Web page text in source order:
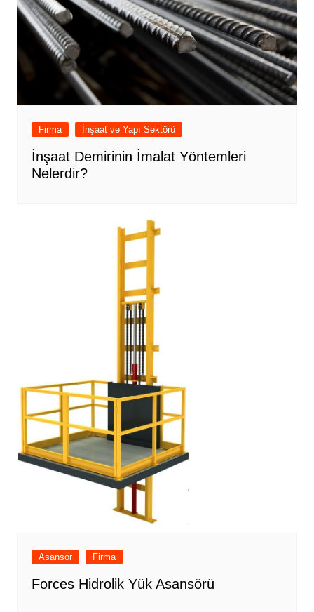
Firma İnşaat ve Yapı Sektörü
İnşaat Demirinin İmalat Yöntemleri
Nelerdir?
Asansör Firma
Forces Hidrolik Yük Asansörü